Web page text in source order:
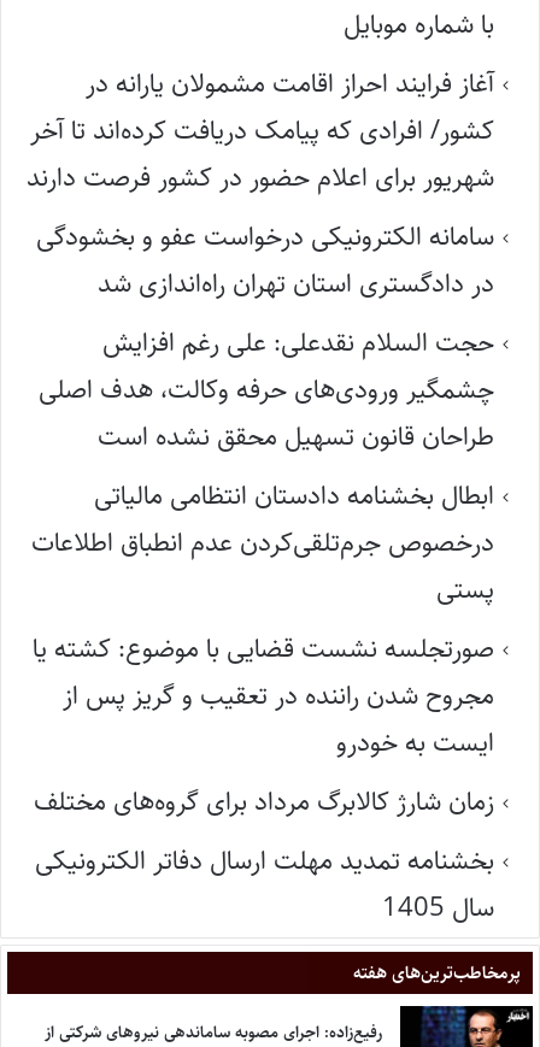
با شماره موبایل
آغاز فرایند احراز اقامت مشمولان یارانه در
کشور/ افرادی که پیامک دریافت کرده‌اند تا آخر
شهریور برای اعلام حضور در کشور فرصت دارند
سامانه الکترونیکی درخواست عفو و بخشودگی
در دادگستری استان تهران راه‌اندازی شد
حجت السلام نقدعلی: علی رغم افزایش
چشمگیر ورودی‌های حرفه وکالت، هدف اصلی
طراحان قانون تسهیل محقق نشده است
ابطال بخشنامه دادستان انتظامی مالیاتی
درخصوص جرم‌تلقی‌کردن عدم انطباق اطلاعات
پستی
صورتجلسه نشست قضایی با موضوع: کشته یا
مجروح شدن راننده در تعقیب و گریز پس از
ایست به خودرو
زمان شارژ کالابرگ مرداد برای گروه‌های مختلف
بخشنامه تمدید مهلت ارسال دفاتر الکترونیکی
سال 1405
پر‌مخاطب‌ترین‌های هفته
رفیع‌زاده: اجرای مصوبه ساماندهی نیروهای شرکتی از